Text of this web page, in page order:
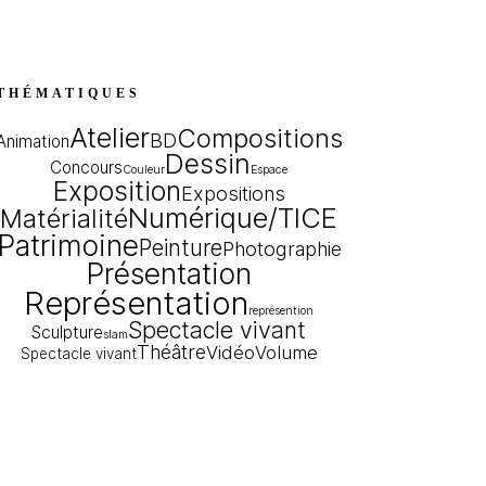
AtelierBDCompositions
ConcoursCouleurDessin Espace
ExpositionExpositions
MatérialitéNumérique/TICE
PeinturePhotographie
Présentation
Représentation représention
SculptureslamSpectacle vivant
Spectacle vivantThéâtreVidéoVolume